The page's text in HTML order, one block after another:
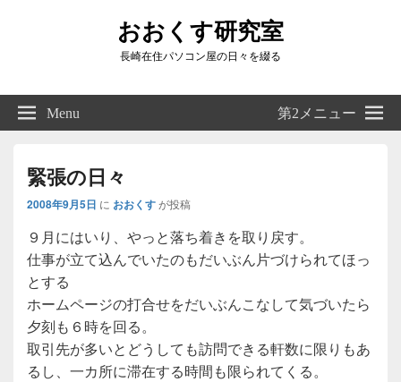
おおくす研究室
長崎在住パソコン屋の日々を綴る
Right
Sidebar
Widget
Menu 第2メニュー
緊張の日々
2008年9月5日 に おおくすが投稿
９月にはいり、やっと落ち着きを取り戻す。
仕事が立て込んでいたのもだいぶん片づけられてほっ
とする
ホームページの打合せをだいぶんこなして気づいたら
夕刻も６時を回る。
取引先が多いとどうしても訪問できる軒数に限りもあ
るし、一カ所に滞在する時間も限られてくる。